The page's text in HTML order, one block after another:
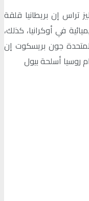
تراس إن بريطانيا قلقة
في أوكرانيا، كذلك،
جون بريسكوت إن
روسيا أسلحة بيول